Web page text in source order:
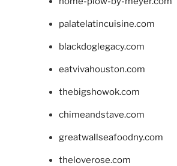
palatelatincuisine.com
blackdoglegacy.com
eatvivahouston.com
thebigshowok.com
chimeandstave.com
greatwallseafoodny.com
theloverose.com